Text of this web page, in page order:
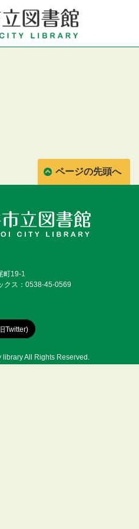
ページの先頭へ
町19-1
ス：0538-45-0569
Twitter)
All Rights Reserved.